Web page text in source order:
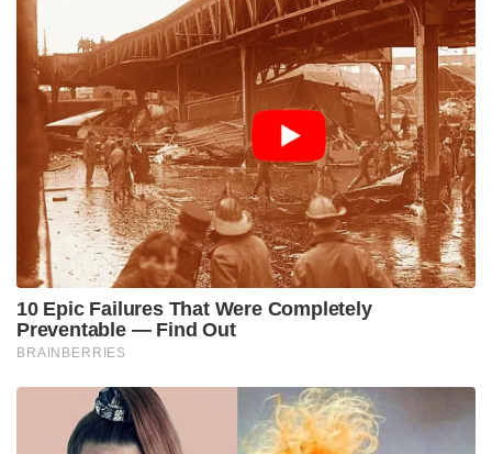
കരുതലിന്റെ പ്രതീകമാണ്.
വളപട്ടണം പുഴയുടെ ശാന്തമായ തീരത്ത് സ്ഥിതി
ചെയ്യുന്ന ഈ മടപ്പുരയിലേക്ക് പ്രവേശിക്കുമ്പോൾ
തന്നെ ജാതിയുടെയോ മതത്തിന്റെയോ
വേലിക്കെട്ടുകളില്ലാത്ത ഒരു വലിയ മാനവികതയുടെ
ആത്മീയത നമ്മെ എതിരേൽക്കും. മടപ്പുരയ്ക്കുള്ളിലെ
കർപ്പൂരഗന്ധവും ഭക്തരുടെ പ്രാർത്ഥനകളും
ചെണ്ടനാദവും ഒത്തുചേരുമ്പോൾ ഈ ഭൂമി
ഭൗതികലോകത്തിനപ്പുറമുള്ള ഒരു നിഗൂഢമായ
ആത്മീയ സാമ്രാജ്യമായി മാറും. തെയ്യക്കോലത്തിന്റെ
രൂപത്തിൽ ഭഗവാൻ നേരിട്ട് ഓരോ ഭക്തന്റെയും
കൈപിടിച്ച്, സങ്കടങ്ങൾ കേട്ട്, അവർക്ക് പവിത്രമായ
കാഴ്ച ഏതൊരു ആത്മാന്വേഷിക്കും
കണ്ണീരണിയിക്കുന്ന അനുഭവമാണ്.